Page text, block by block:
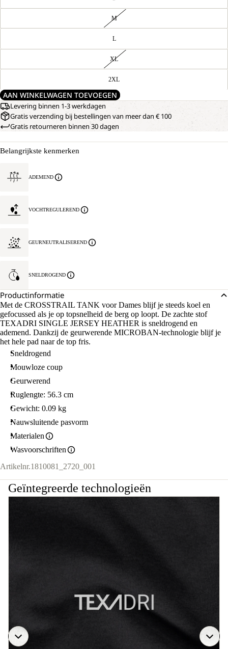
M
L
XL
2XL
AAN WINKELWAGEN TOEVOEGEN
Levering binnen 1-3 werkdagen
Gratis verzending bij bestellingen van meer dan € 100
Gratis retourneren binnen 30 dagen
Belangrijkste kenmerken
ADEMEND
VOCHTREGULEREND
GEURNEUTRALISEREND
SNELDROGEND
Productinformatie
Met de CROSSTRAIL TANK voor Dames blijf je steeds koel en
gefocussed als je op topsnelheid de berg op loopt. De zachte stof
TEXADRI SINGLE JERSEY HEATHER is sneldrogend en
ademend. Dankzij de geurwerende MICROBAN-technologie blijf je
het hele pad naar de top fris.
Sneldrogend
Mouwloze coup
Geurwerend
Ruglengte: 56.3 cm
Gewicht: 0.09 kg
Nauwsluitende pasvorm
Materialen
Wasvoorschriften
Artikelnr.1810081_2720_001
Geïntegreerde technologieën